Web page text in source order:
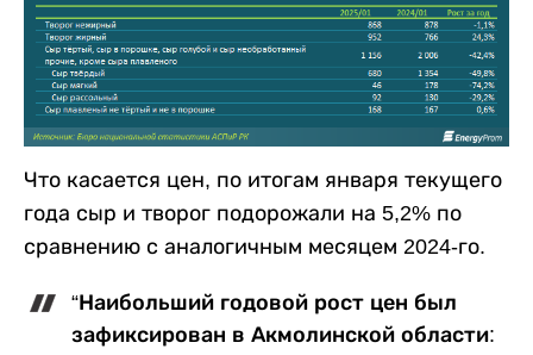
Что касается цен, по итогам января текущего
года сыр и творог подорожали на 5,2% по
сравнению с аналогичным месяцем 2024-го.
“Наибольший годовой рост цен был
зафиксирован в Акмолинской области: